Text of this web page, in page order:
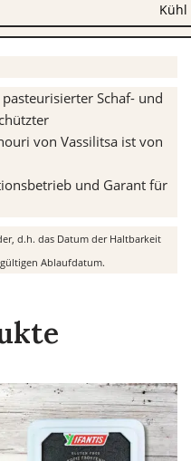
Kühl
Schaf- und
von Vassilitsa ist von
und Garant für
d.h. das Datum der Haltbarkeit
Ablaufdatum.